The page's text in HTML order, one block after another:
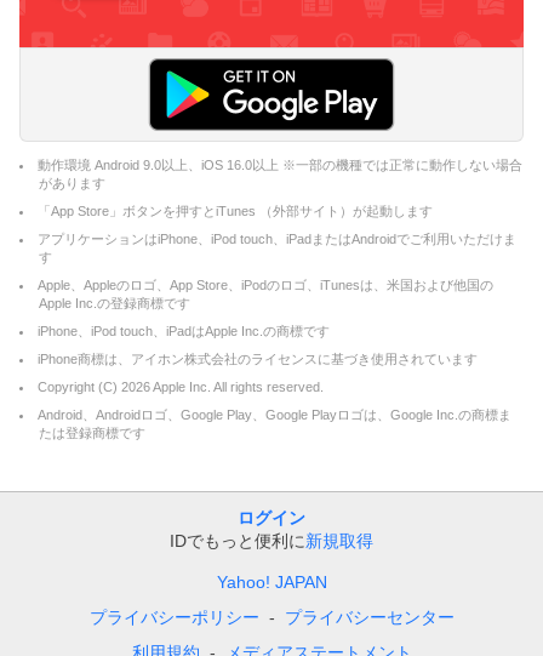
動作環境 Android 9.0以上、iOS 16.0以上 ※一部の機種では正常に動作しない場合
があります
「App Store」ボタンを押すとiTunes （外部サイト）が起動します
アプリケーションはiPhone、iPod touch、iPadまたはAndroidでご利用いただけま
す
Apple、Appleのロゴ、App Store、iPodのロゴ、iTunesは、米国および他国の
Apple Inc.の登録商標です
iPhone、iPod touch、iPadはApple Inc.の商標です
iPhone商標は、アイホン株式会社のライセンスに基づき使用されています
Copyright (C) 2026Apple Inc. All rights reserved.
Android、Androidロゴ、Google Play、Google Playロゴは、Google Inc.の商標ま
たは登録商標です
ログイン
IDでもっと便利に新規取得
Yahoo! JAPAN
プライバシーポリシー
プライバシーセンター
利用規約
メディアステートメント